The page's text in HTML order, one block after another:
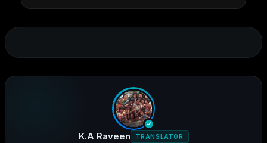
K.A Raveen TRANSLATOR